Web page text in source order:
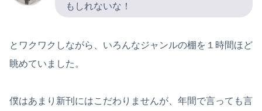
もしれないな！
とワクワクしながら、いろんなジャンルの棚を１時間ほど
眺めていました。
僕はあまり新刊にはこだわりませんが、年間で言っても言